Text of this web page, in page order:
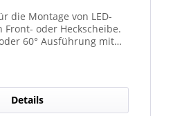
die Montage von LED-
oder Heckscheibe.
60° Ausführung mit
Details